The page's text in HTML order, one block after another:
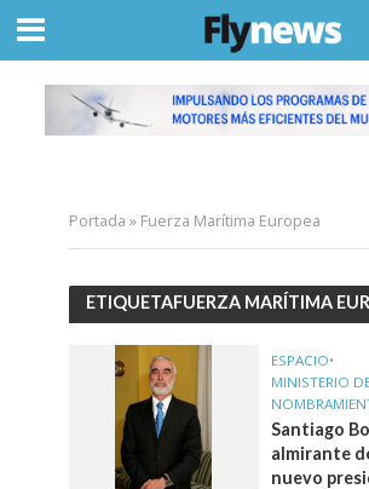
Portada » Fuerza Marítima Europea
ETIQUETAFUERZA MARÍTIMA
ESPACIO•
MINISTERIO
Santiago
almirante
nuevo